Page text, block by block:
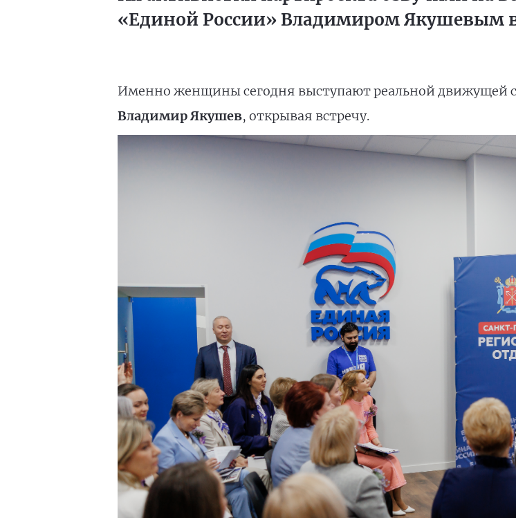
«Единой России» Владимиром Якушевым
Именно женщины сегодня выступают реальной движущей
Владимир Якушев, открывая встречу.